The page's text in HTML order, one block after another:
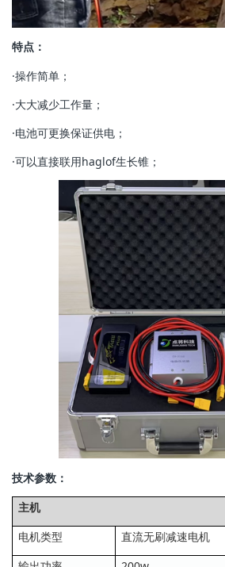
特点：
·操作简单；
·大大减少工作量；
·电池可更换保证供电；
·可以直接联用haglof生长锥；
技术参数：
主机
电机类型
直流无刷减速电机